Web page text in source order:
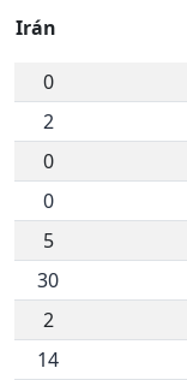
Irán
0
2
0
0
5
30
2
14